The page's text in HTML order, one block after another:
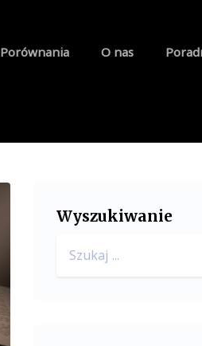
Porównania O nas
Wyszukiwanie
for: